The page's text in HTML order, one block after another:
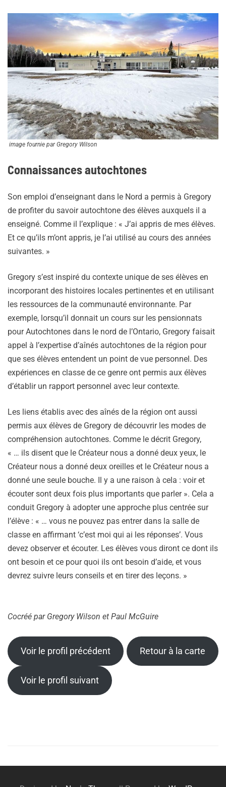
image fournie par Gregory Wilson
Connaissances autochtones
Son emploi d’enseignant dans le Nord a permis à Gregory
de profiter du savoir autochtone des élèves auxquels il a
enseigné. Comme il l’explique : « J’ai appris de mes élèves.
Et ce qu’ils m’ont appris, je l’ai utilisé au cours des années
suivantes. »
Gregory s’est inspiré du contexte unique de ses élèves en
incorporant des histoires locales pertinentes et en utilisant
les ressources de la communauté environnante. Par
exemple, lorsqu’il donnait un cours sur les pensionnats
pour Autochtones dans le nord de l’Ontario, Gregory faisait
appel à l’expertise d’aînés autochtones de la région pour
que ses élèves entendent un point de vue personnel. Des
expériences en classe de ce genre ont permis aux élèves
d’établir un rapport personnel avec leur contexte.
Les liens établis avec des aînés de la région ont aussi
permis aux élèves de Gregory de découvrir les modes de
compréhension autochtones. Comme le décrit Gregory,
« … ils disent que le Créateur nous a donné deux yeux, le
Créateur nous a donné deux oreilles et le Créateur nous a
donné une seule bouche. Il y a une raison à cela : voir et
écouter sont deux fois plus importants que parler ». Cela a
conduit Gregory à adopter une approche plus centrée sur
l’élève : « … vous ne pouvez pas entrer dans la salle de
classe en affirmant ‘c’est moi qui ai les réponses’. Vous
devez observer et écouter. Les élèves vous diront ce dont ils
ont besoin et ce pour quoi ils ont besoin d’aide, et vous
devrez suivre leurs conseils et en tirer des leçons. »
Cocréé par Gregory Wilson et Paul McGuire
Voir le profil précédent Retour à la carte
Voir le profil suivant
Posts
navigation